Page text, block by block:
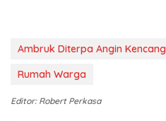
Ambruk Diterpa Angin Kencang
Rumah Warga
Editor: Robert Perkasa